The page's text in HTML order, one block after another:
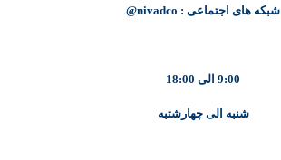
شبکه های اجتماعی : nivadco@
9:00 الی 18:00
شنبه الی چهارشتبه